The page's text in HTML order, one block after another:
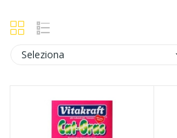
Seleziona